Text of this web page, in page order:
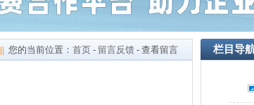
|| 您的当前位置： 首页 - 留言反馈 - 查看留言 栏目导